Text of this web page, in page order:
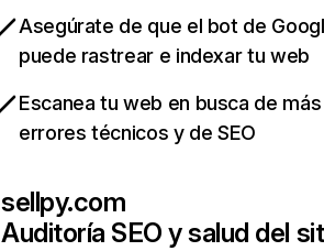
Asegúrate de que el bot de
puede rastrear e indexar tu web
Escanea tu web en busca de
errores técnicos y de SEO
sellpy.com
Auditoría SEO y salud del